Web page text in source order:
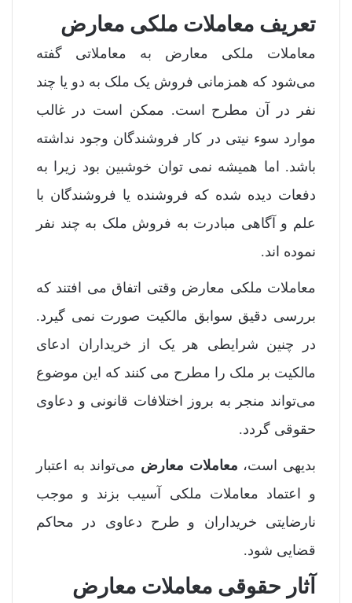
تعریف معاملات ملکی معارض
معاملات ملکی معارض به معاملاتی گفته
می‌شود که همزمانی فروش یک ملک به دو یا چند
نفر در آن مطرح است. ممکن است در غالب
موارد سوء نیتی در کار فروشندگان وجود نداشته
باشد. اما همیشه نمی توان خوشبین بود زیرا به
دفعات دیده شده که فروشنده یا فروشندگان با
علم و آگاهی مبادرت به فروش ملک به چند نفر
نموده اند.
معاملات ملکی معارض وقتی اتفاق می افتند که
بررسی دقیق سوابق مالکیت صورت نمی گیرد.
در چنین شرایطی هر یک از خریداران ادعای
مالکیت بر ملک را مطرح می کنند که این موضوع
می‌تواند منجر به بروز اختلافات قانونی و دعاوی
حقوقی گردد.
بدیهی است، معاملات معارض می‌تواند به اعتبار
و اعتماد معاملات ملکی آسیب بزند و موجب
نارضایتی خریداران و طرح دعاوی در محاکم
قضایی شود.
آثار حقوقی معاملات معارض